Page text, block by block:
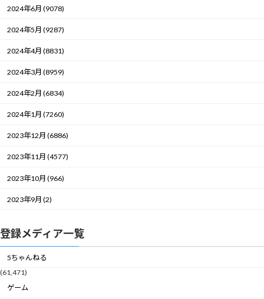
2024年6月 (9078)
2024年5月 (9287)
2024年4月 (8831)
2024年3月 (8959)
2024年2月 (6834)
2024年1月 (7260)
2023年12月 (6886)
2023年11月 (4577)
2023年10月 (966)
2023年9月 (2)
登録メディア一覧
5ちゃんねる
(61,471)
ゲーム